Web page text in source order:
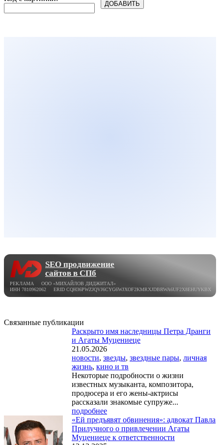
SEO продвижение
сайтов в СПб
РЕКЛАМА ООО «МИХАЙЛОВ ДИДЖИТАЛ»
ИНН 7810962062 ERID CQH36PWZJQVJ6CYG6WJXOF2KMRXJDBRWA6UF2X8EHUYKBX
Связанные публикации
Раскрыто имя наследницы Петра Дранги
и Агаты Муцениеце
21.05.2026
новости, звезды, звездные пары, личная
жизнь, кино и тв
Некоторые подробности о жизни
известных музыканта, композитора,
продюсера и его жены-актрисы
рассказали знакомые супруже...
подробнее
«Ей предъявят обвинения»: адвокат Павла
Прилучного о привлечении Агаты
Муцениеце к ответственности